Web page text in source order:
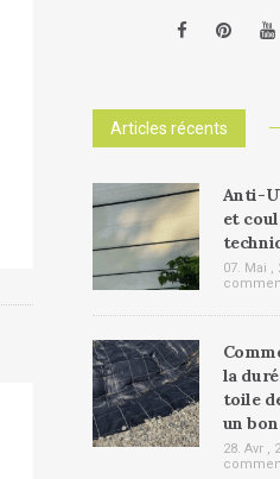
Articles récents
Anti-
et
07. Mai ,
la
toile
un
28. Avr ,